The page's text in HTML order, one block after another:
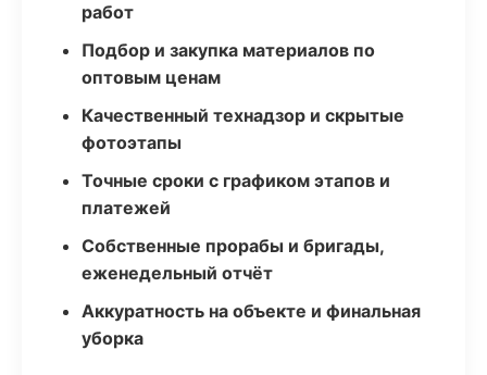
работ
Подбор и закупка материалов по
оптовым ценам
Качественный технадзор и скрытые
фотоэтапы
Точные сроки с графиком этапов и
платежей
Собственные прорабы и бригады,
еженедельный отчёт
Аккуратность на объекте и финальная
уборка